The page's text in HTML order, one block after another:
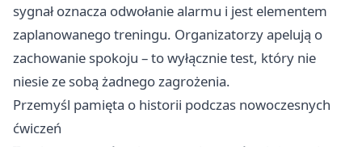
sygnał oznacza odwołanie alarmu i jest elementem
zaplanowanego treningu. Organizatorzy apelują o
zachowanie spokoju – to wyłącznie test, który nie
niesie ze sobą żadnego zagrożenia.
Przemyśl pamięta o historii podczas nowoczesnych
ćwiczeń